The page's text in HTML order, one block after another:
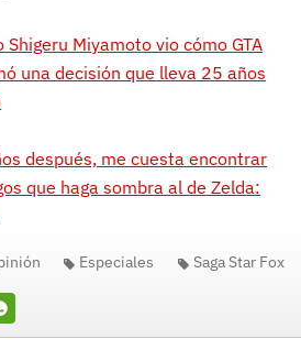
Shigeru Miyamoto vio cómo GTA
una decisión que lleva 25 años
después, me cuesta encontrar
que haga sombra al de Zelda:
Especiales Saga Star Fox